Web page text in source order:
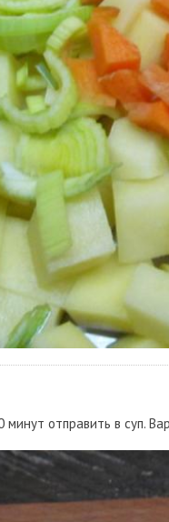
отправить в суп.